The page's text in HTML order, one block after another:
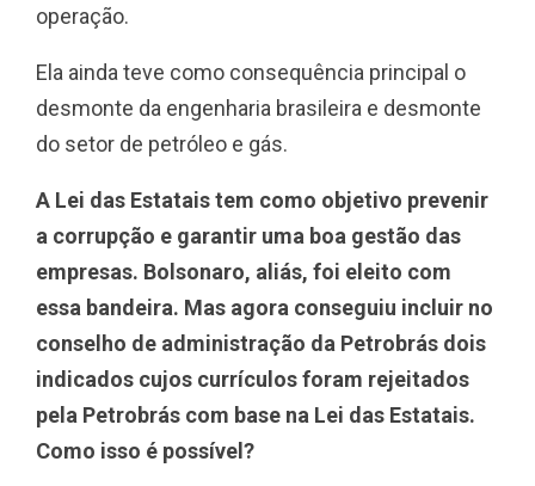
operação.
Ela ainda teve como consequência principal o
desmonte da engenharia brasileira e desmonte
do setor de petróleo e gás.
A Lei das Estatais tem como objetivo prevenir
a corrupção e garantir uma boa gestão das
empresas. Bolsonaro, aliás, foi eleito com
essa bandeira. Mas agora conseguiu incluir no
conselho de administração da Petrobrás dois
indicados cujos currículos foram rejeitados
pela Petrobrás com base na Lei das Estatais.
Como isso é possível?